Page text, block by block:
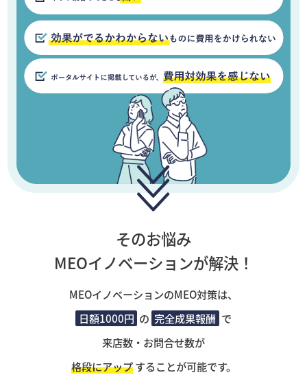
そのお悩み
MEOイノベーションが解決！
MEOイノベーションのMEO対策は、
日額1000円 の 完全成果報酬 で
来店数・お問合せ数が
格段にアップすることが可能です。